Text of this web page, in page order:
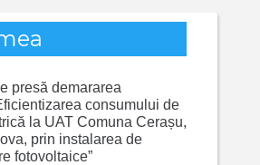
presă demararea
consumului de
la UAT Comuna Cerașu,
prin instalarea de
fotovoltaice”